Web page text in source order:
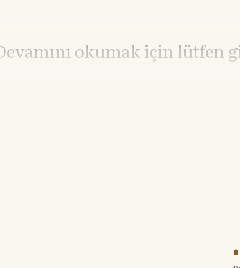
okumak için lütfen
🛢